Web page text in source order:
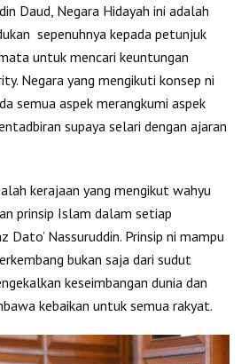
Daud, Negara Hidayah ini adalah
sepenuhnya kepada petunjuk
untuk mencari keuntungan
Negara yang mengikuti konsep ni
semua aspek merangkumi aspek
supaya selari dengan ajaran
kerajaan yang mengikut wahyu
prinsip Islam dalam setiap
Dato’ Nassuruddin. Prinsip ni mampu
bukan saja dari sudut
keseimbangan dunia dan
kebaikan untuk semua rakyat.